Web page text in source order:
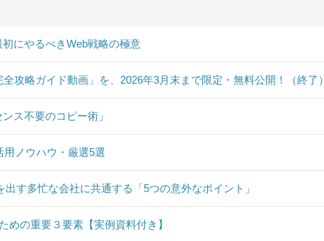
にやるべきWeb戦略の極意
攻略ガイド動画」を、2026年3月末まで限定・無料公開！（終了）
ス不要のコピー術」
ノウハウ・厳選5選
す多忙な会社に共通する「5つの意外なポイント」
めの重要３要素【実例資料付き】